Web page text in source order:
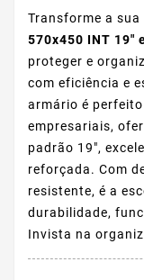
Transforme a
570x450 INT 19"
proteger e
com eficiência e
armário é
empresariais,
padrão 19",
reforçada. Com
resistente, é a
durabilidade,
Invista na